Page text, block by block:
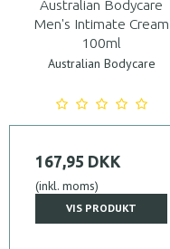
Australian Bodycare
Men's Intimate Cream
100ml
Australian Bodycare
167,95 DKK
(inkl. moms)
VIS PRODUKT